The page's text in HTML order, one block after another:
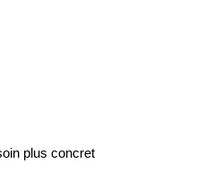
plus concret